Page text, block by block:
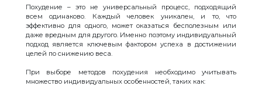
Похудение – это не универсальный процесс, подходящий
всем одинаково. Каждый человек уникален, и то, что
эффективно для одного, может оказаться бесполезным или
даже вредным для другого. Именно поэтому индивидуальный
подход является ключевым фактором успеха в достижении
целей по снижению веса.
При выборе методов похудения необходимо учитывать
множество индивидуальных особенностей, таких как: